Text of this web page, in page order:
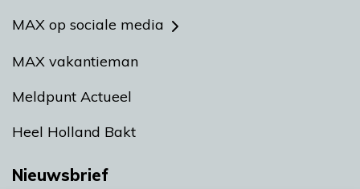
MAX op sociale media
MAX vakantieman
Meldpunt Actueel
Heel Holland Bakt
Nieuwsbrief